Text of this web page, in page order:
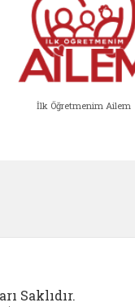
İlk Öğretmenim Ailem
Saklıdır.